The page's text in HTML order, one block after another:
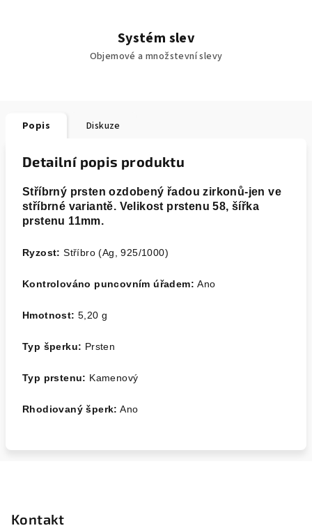
Systém slev
Objemové a množstevní slevy
Popis Diskuze
Detailní popis produktu
Stříbrný prsten ozdobený řadou zirkonů-jen ve
stříbrné variantě. Velikost prstenu 58, šířka
prstenu 11mm.
Ryzost:Stříbro (Ag, 925/1000)
Kontrolováno puncovním úřadem:Ano
Hmotnost: 5,20 g
Typ šperku: Prsten
Typ prstenu: Kamenový
Rhodiovaný šperk: Ano
Kontakt